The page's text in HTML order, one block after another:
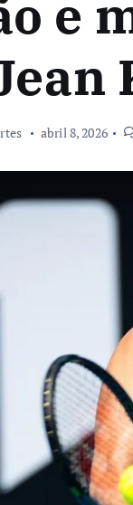
e
abril 8, 2026